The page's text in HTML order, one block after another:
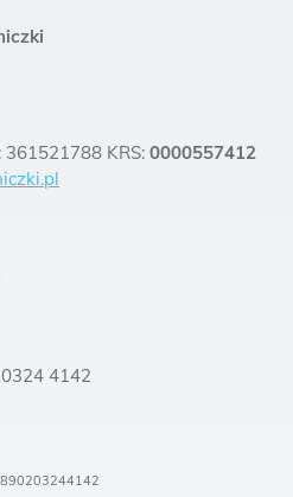
361521788 KRS: 0000557412
4142